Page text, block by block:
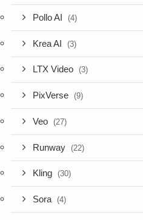
Pollo AI (4)
Krea AI (3)
LTX Video (3)
PixVerse (9)
Veo (27)
Runway (22)
Kling (30)
Sora (4)